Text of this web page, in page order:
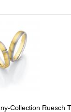
Collection Ruesch